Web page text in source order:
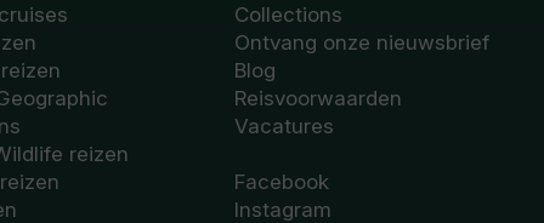
reizen
Collections
Ontvang onze nieuwsbrief
Blog
Reisvoorwaarden
Vacatures
Facebook
Instagram